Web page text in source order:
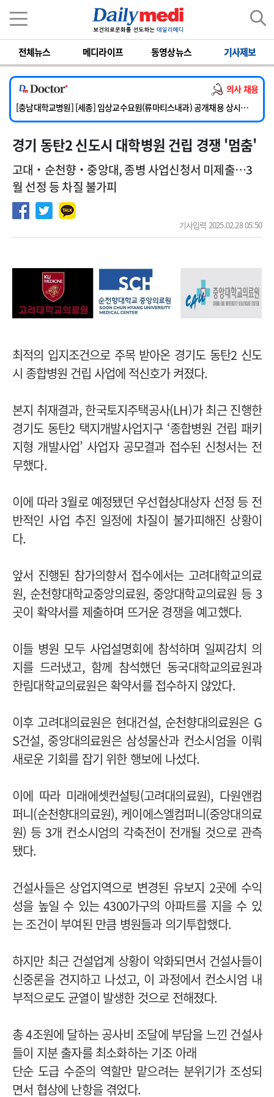
전체뉴스 메디라이프 동영상뉴스 기사제보
의사 채용
[단국대학교병원] 임상전담교원 및 전임의 초빙
[해운대부민병원] [해운대] 2026년 하반기 인턴 모집
[서울아산병원] 건강증진센터 소화기파트 건진교수 초빙
[충남대학교병원] [세종] 임상교수요원(류마티스내과) 공개채용 상시모집
[이대서울병원] 정형외과 일반의 초빙
[단국대학교병원] 임상전담교원 및 전임의 초빙
경기 동탄2 신도시 대학병원 건립 경쟁 '멈춤'
고대‧순천향‧중앙대, 종병 사업신청서 미제출…3
월 선정 등 차질 불가피
기사입력 2025.02.28 05:50
최적의 입지조건으로 주목 받아온 경기도 동탄2 신도
시 종합병원 건립 사업에 적신호가 켜졌다.
본지 취재결과, 한국토지주택공사(LH)가 최근 진행한
경기도 동탄2 택지개발사업지구 ‘종합병원 건립 패키
지형 개발사업’ 사업자 공모결과 접수된 신청서는 전
무했다.
이에 따라 3월로 예정됐던 우선협상대상자 선정 등 전
반적인 사업 추진 일정에 차질이 불가피해진 상황이
다.
앞서 진행된 참가의향서 접수에서는 고려대학교의료
원, 순천향대학교중앙의료원, 중앙대학교의료원 등 3
곳이 확약서를 제출하며 뜨거운 경쟁을 예고했다.
이들 병원 모두 사업설명회에 참석하며 일찌감치 의
지를 드러냈고, 함께 참석했던 동국대학교의료원과
한림대학교의료원은 확약서를 접수하지 않았다.
이후 고려대의료원은 현대건설, 순천향대의료원은 G
S건설, 중앙대의료원은 삼성물산과 컨소시엄을 이뤄
새로운 기회를 잡기 위한 행보에 나섰다.
이에 따라 미래에셋컨설팅(고려대의료원), 다원앤컴
퍼니(순천향대의료원), 케이에스엘컴퍼니(중앙대의료
원) 등 3개 컨소시엄의 각축전이 전개될 것으로 관측
됐다.
건설사들은 상업지역으로 변경된 유보지 2곳에 수익
성을 높일 수 있는 4300가구의 아파트를 지을 수 있
는 조건이 부여된 만큼 병원들과 의기투합했다.
하지만 최근 건설업계 상황이 악화되면서 건설사들이
신중론을 견지하고 나섰고, 이 과정에서 컨소시엄 내
부적으로도 균열이 발생한 것으로 전해졌다.
총 4조원에 달하는 공사비 조달에 부담을 느낀 건설사
들이 지분 출자를 최소화하는 기조 아래
단순 도급 수준의 역할만 맡으려는 분위기가 조성되
면서 협상에 난항을 겪었다.